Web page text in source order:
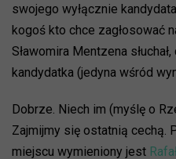
swojego wyłącznie
kogoś kto chce zagłosować
Sławomira Mentzena
kandydatka (jedyna wśród
Dobrze. Niech im (myślę o
Zajmijmy się ostatnią cechą.
miejscu wymieniony jest